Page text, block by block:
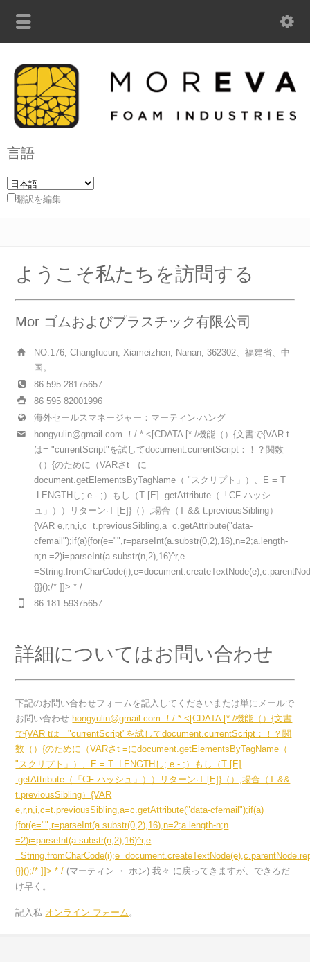
言語
翻訳を編集
ようこそ私たちを訪問する
Mor ゴムおよびプラスチック有限公司
NO.176, Changfucun, Xiameizhen, Nanan, 362302、福建省、中
国。
86 595 28175657
86 595 82001996
海外セールスマネージャー：マーティン·ハング
hongyulin@gmail.com ！/ * <[CDATA [* /機能（）{文書で{VAR t
は= "currentScript"を試してdocument.currentScript：！？関数
（）{のために（VARさt =に
document.getElementsByTagName（ "スクリプト」）、E = T
.LENGTHし; e - ;）もし（T [E] .getAttribute（「CF-ハッシ
ュ」））リターン·T [E]}（）;場合（T && t.previousSibling）
{VAR e,r,n,i,c=t.previousSibling,a=c.getAttribute("data-
cfemail");if(a){for(e="",r=parseInt(a.substr(0,2),16),n=2;a.length-
n;n =2)i=parseInt(a.substr(n,2),16)^r,e
{}}();/* ]]> * /
86 181 59375657
詳細についてはお問い合わせ
下記のお問い合わせフォームを記入してくださいまたは単にメールで
お問い合わせ hongyulin@gmail.com ！/ * <[CDATA [* /機能（）{文書
で{VAR tは= "currentScript"を試してdocument.currentScript：！？関
数（）{のために（VARさt =にdocument.getElementsByTagName（
"スクリプト」）、E = T .LENGTHし; e - ;）もし（T [E]
.getAttribute（「CF-ハッシュ」））リターン·T [E]}（）;場合（T &&
t.previousSibling）{VAR
e,r,n,i,c=t.previousSibling,a=c.getAttribute("data-cfemail");if(a)
{for(e="",r=parseInt(a.substr(0,2),16),n=2;a.length-n;n
=2)i=parseInt(a.substr(n,2),16)^r,e
{}}();/* ]]> * / (マーティン ・ ホン) 我々 に戻ってきますが、できるだ
け早く。
記入私 オンライン フォーム。